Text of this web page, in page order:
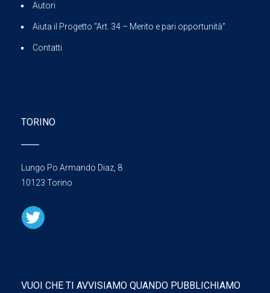
Autori
Aiuta il Progetto “Art. 34 – Merito e pari opportunità”
Contatti
TORINO
Lungo Po Armando Diaz, 8
10123 Torino
VUOI CHE TI AVVISIAMO QUANDO PUBBLICHIAMO